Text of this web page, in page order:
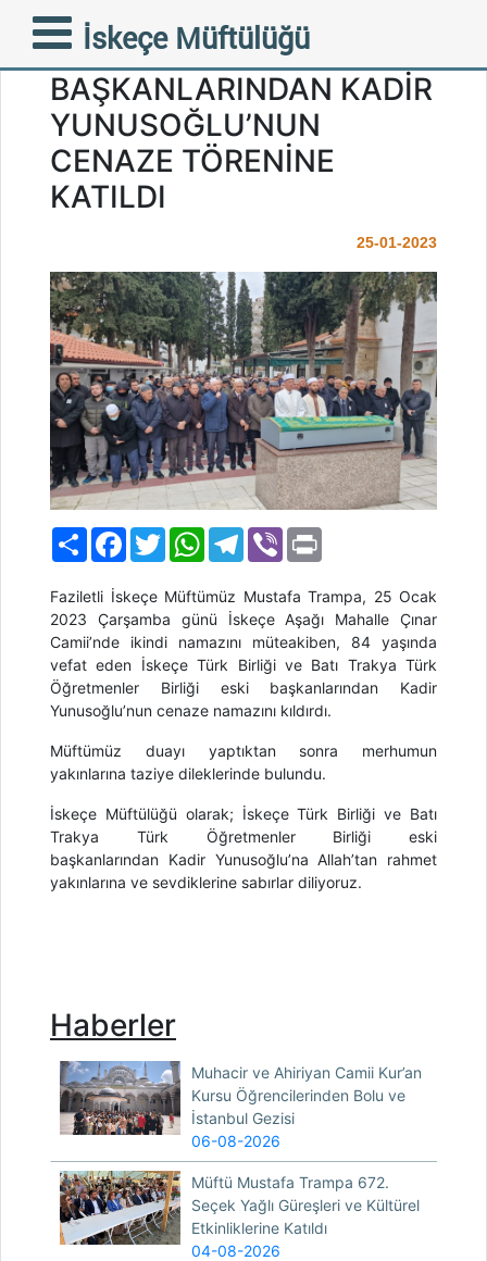
İskeçe Müftülüğü
MÜFTÜMÜZ ESKİ İTB VE
BTTÖB
BAŞKANLARINDAN KADİR
YUNUSOĞLU’NUN
CENAZE TÖRENİNE
KATILDI
25-01-2023
PaylaşFacebook
TwitterWhatsAppTelegram
Viber
Faziletli İskeçe Müftümüz Mustafa Trampa, 25 Ocak
2023 Çarşamba günü İskeçe Aşağı Mahalle Çınar
Camii’nde ikindi namazını müteakiben, 84 yaşında
vefat eden İskeçeTürk Birliği ve Batı Trakya Türk
Öğretmenler Birliği eski başkanlarından Kadir
Yunusoğlu’nun cenaze namazını kıldırdı.
Müftümüz duayı yaptıktan sonra merhumun
yakınlarına taziye dileklerinde bulundu.
İskeçe Müftülüğü olarak; İskeçeTürk Birliği ve Batı
Trakya Türk Öğretmenler Birliği eski
başkanlarından Kadir Yunusoğlu’naAllah’tan rahmet
yakınlarına ve sevdiklerine sabırlar diliyoruz.
Haberler
Muhacir ve Ahiriyan Camii Kur’an
Kursu Öğrencilerinden Bolu ve
İstanbul Gezisi
06-08-2026
Müftü Mustafa Trampa 672.
Seçek Yağlı Güreşleri ve Kültürel
Etkinliklerine Katıldı
04-08-2026